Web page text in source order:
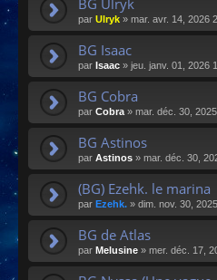
BG Ulryk
par Ulryk » mar. avr. 14, 2026
BG Isaac
par Isaac » jeu. janv. 01, 2026
BG Cobra
par Cobra» mar. déc. 30,
BG Astinos
par Astinos » mar. déc. 30,
(BG) Ezehk. le marina
par Ezehk. » dim. nov. 30,
BG de Atlas
par Melusine » mer. déc. 17,